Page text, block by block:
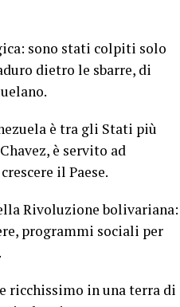
sono stati colpiti solo
dietro le sbarre, di
è tra gli Stati più
è servito ad
il Paese.
Rivoluzione bolivariana:
programmi sociali per
ricchissimo in una terra di